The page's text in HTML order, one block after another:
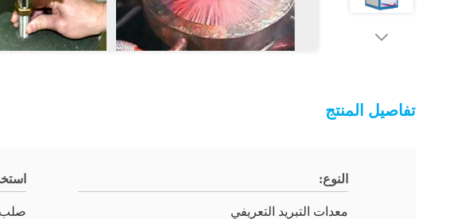
تفاصيل المنتج
النوع:
معدات التبريد التعريفي
صلب